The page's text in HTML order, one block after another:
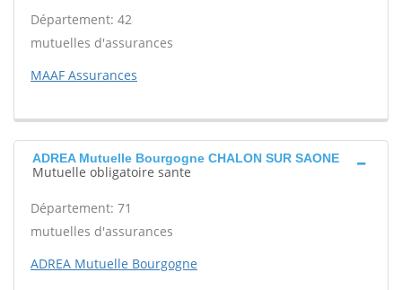
Département: 42
mutuelles d'assurances
MAAF Assurances
ADREA Mutuelle Bourgogne CHALON SUR SAONE
Mutuelle obligatoire sante
Département: 71
mutuelles d'assurances
ADREA Mutuelle Bourgogne